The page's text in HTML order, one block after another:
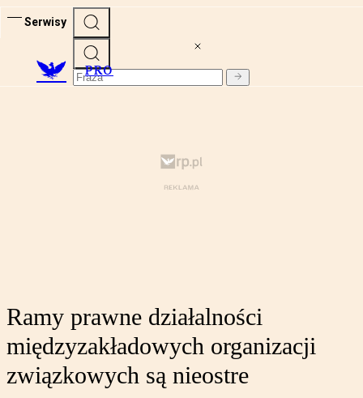
Serwisy
PRO
Ramy prawne działalności
międzyzakładowych organizacji
związkowych są nieostre